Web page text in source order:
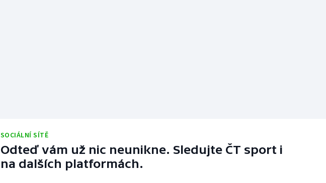
SOCIÁLNÍ SÍTĚ
Odteď vám už nic neunikne. Sledujte ČT sport i
na dalších platformách.